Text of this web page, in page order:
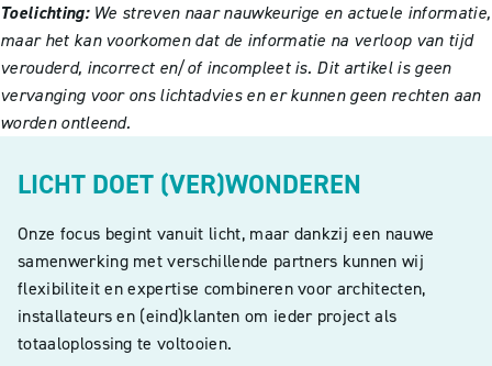
Toelichting: We streven naar nauwkeurige en actuele informatie,
maar het kan voorkomen dat de informatie na verloop van tijd
verouderd, incorrect en/of incompleet is. Dit artikel is geen
vervanging voor ons lichtadvies en er kunnen geen rechten aan
worden ontleend.
LICHT DOET (VER)WONDEREN
Onze focus begint vanuit licht, maar dankzij een nauwe
samenwerking met verschillende partners kunnen wij
flexibiliteit en expertise combineren voor architecten,
installateurs en (eind)klanten om ieder project als
totaaloplossing te voltooien.